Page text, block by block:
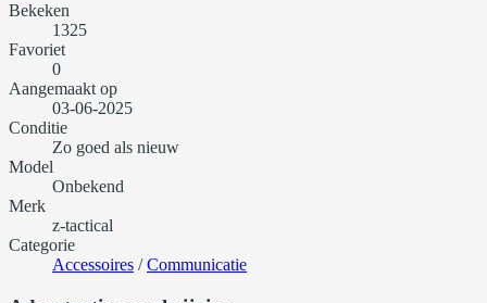
Bekeken
1325
Favoriet
0
Aangemaakt op
03-06-2025
Conditie
Zo goed als nieuw
Model
Onbekend
Merk
z-tactical
Categorie
Accessoires /Communicatie